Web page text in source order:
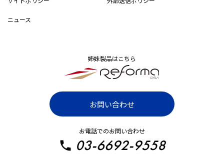
ZAC・Reforma PSA比較表
ZAC パートナープログラム
IT・システム開発業向け
SaaS・ソフトウェア業向け
イベント・ディスプレイ業向け
ニュース
姉妹製品はこちら
お問い合わせ
お電話でのお問い合わせ
03-6692-9558